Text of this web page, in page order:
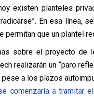
existen planteles
En esa línea,
que un plantel
sobre el proyecto de
realizarán un “paro
a los plazos
comenzaría a tramitar